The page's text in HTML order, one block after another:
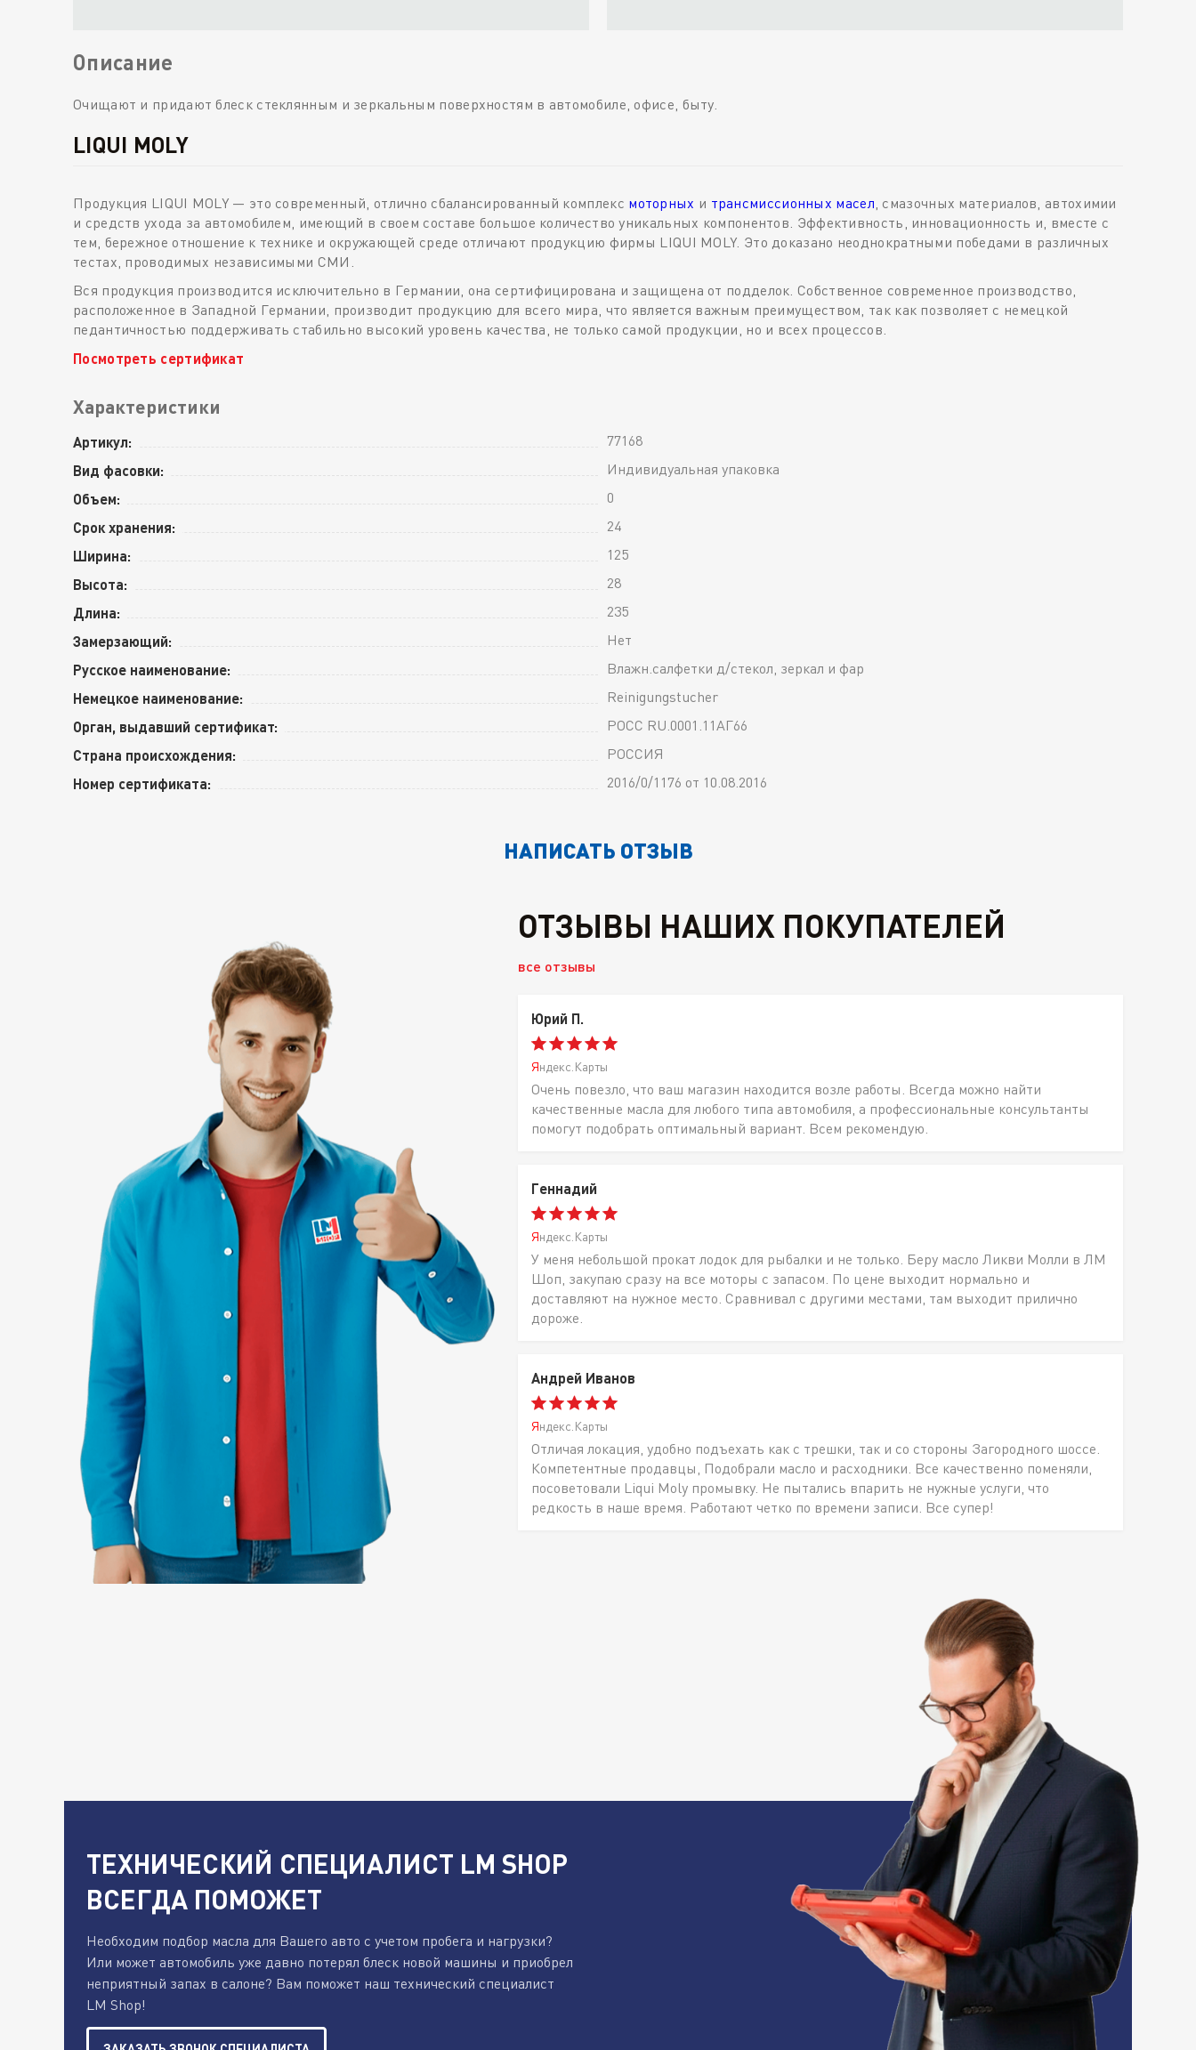
Описание
Очищают и придают блеск стеклянным и зеркальным поверхностям в автомобиле, офисе, быту.
LIQUI MOLY
Продукция LIQUI MOLY — это современный, отлично сбалансированный комплекс моторных и трансмиссионных масел, смазочных материалов, автохимии
и средств ухода за автомобилем, имеющий в своем составе большое количество уникальных компонентов. Эффективность, инновационность и, вместе с
тем, бережное отношение к технике и окружающей среде отличают продукцию фирмы LIQUI MOLY. Это доказано неоднократными победами в различных
тестах, проводимых независимыми СМИ.
Вся продукция производится исключительно в Германии, она сертифицирована и защищена от подделок. Собственное современное производство,
расположенное в Западной Германии, производит продукцию для всего мира, что является важным преимуществом, так как позволяет с немецкой
педантичностью поддерживать стабильно высокий уровень качества, не только самой продукции, но и всех процессов.
Посмотреть сертификат
Характеристики
Артикул: 77168
Вид фасовки: Индивидуальная упаковка
Объем: 0
Срок хранения: 24
Ширина: 125
Высота: 28
Длина: 235
Замерзающий: Нет
Русское наименование: Влажн.салфетки д/стекол, зеркал и фар
Немецкое наименование: Reinigungstucher
Орган, выдавший сертификат: РОСС RU.0001.11АГ66
Страна происхождения: РОССИЯ
Номер сертификата: 2016/0/1176 от 10.08.2016
НАПИСАТЬ ОТЗЫВ
ОТЗЫВЫ НАШИХ ПОКУПАТЕЛЕЙ
все отзывы
Юрий П.
Яндекс.Карты
Очень повезло, что ваш магазин находится возле работы. Всегда можно найти
качественные масла для любого типа автомобиля, а профессиональные консультанты
помогут подобрать оптимальный вариант. Всем рекомендую.
Геннадий
Яндекс.Карты
У меня небольшой прокат лодок для рыбалки и не только. Беру масло Ликви Молли в ЛМ
Шоп, закупаю сразу на все моторы с запасом. По цене выходит нормально и
доставляют на нужное место. Сравнивал с другими местами, там выходит прилично
дороже.
Андрей Иванов
Яндекс.Карты
Отличая локация, удобно подъехать как с трешки, так и со стороны Загородного шоссе.
Компетентные продавцы, Подобрали масло и расходники. Все качественно поменяли,
посоветовали Liqui Moly промывку. Не пытались впарить не нужные услуги, что
редкость в наше время. Работают четко по времени записи. Все супер!
ТЕХНИЧЕСКИЙ СПЕЦИАЛИСТ LM SHOP
ВСЕГДА ПОМОЖЕТ
Необходим подбор масла для Вашего авто с учетом пробега и нагрузки?
Или может автомобиль уже давно потерял блеск новой машины и приобрел
неприятный запах в салоне? Вам поможет наш технический специалист
LM Shop!